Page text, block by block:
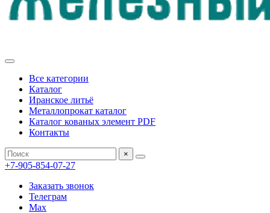
Все категории
Каталог
Иранское литьё
Металлопрокат каталог
Каталог кованых элемент PDF
Контакты
×
+7-905-854-07-27
Заказать звонок
Телеграм
Max